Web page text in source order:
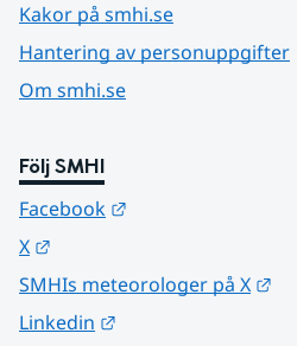
Kakor på smhi.se
Hantering av personuppgifter
Om smhi.se
Följ SMHI
Facebook
X
SMHIs meteorologer på X
Linkedin